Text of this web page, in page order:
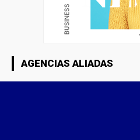
AGENCIAS ALIADAS